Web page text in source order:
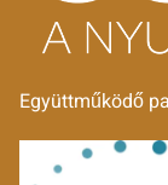
Együttműködő